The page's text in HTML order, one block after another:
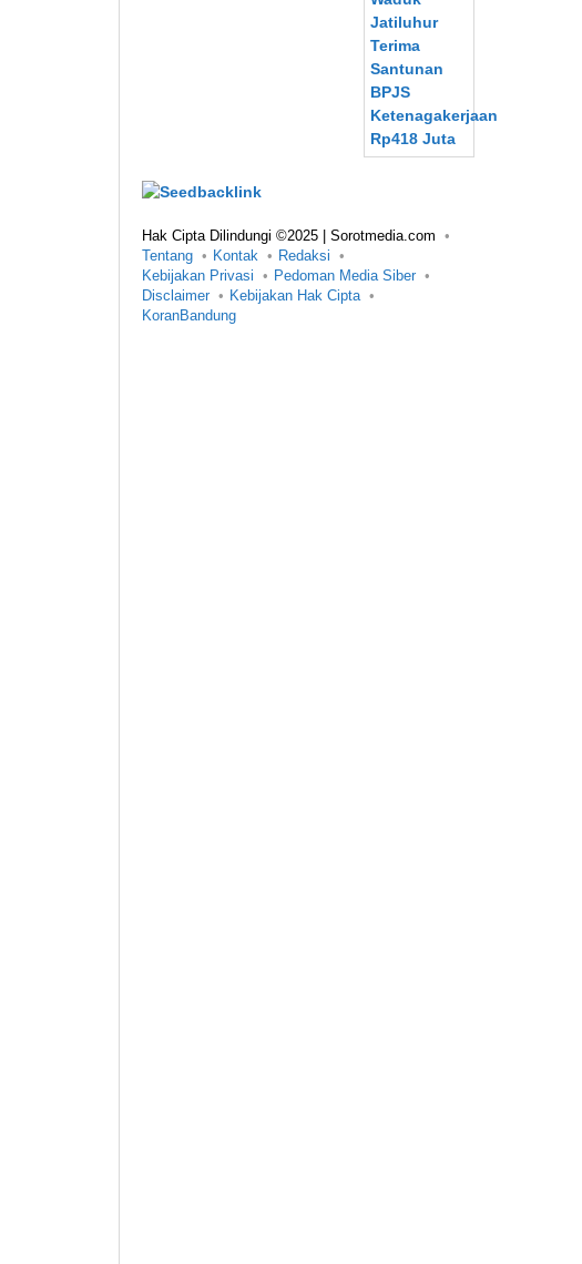
Hak Cipta Dilindungi ©2025 | Sorotmedia.com
Tentang
Kontak
Redaksi
Kebijakan Privasi
Pedoman Media Siber
Disclaimer
Kebijakan Hak Cipta
KoranBandung